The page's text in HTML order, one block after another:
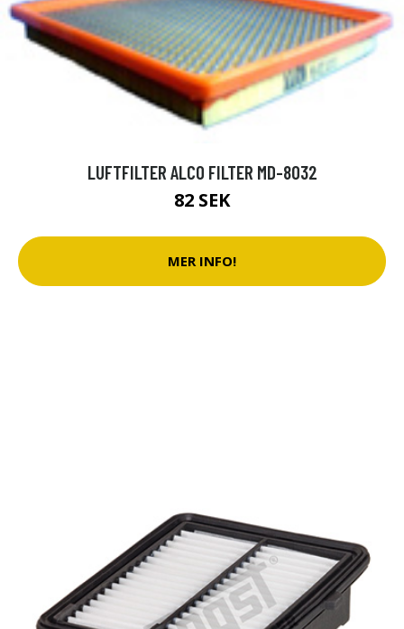
LUFTFILTER ALCO FILTER MD-8032
82 SEK
MER INFO!